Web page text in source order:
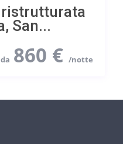
860 €
ristrutturata
San...